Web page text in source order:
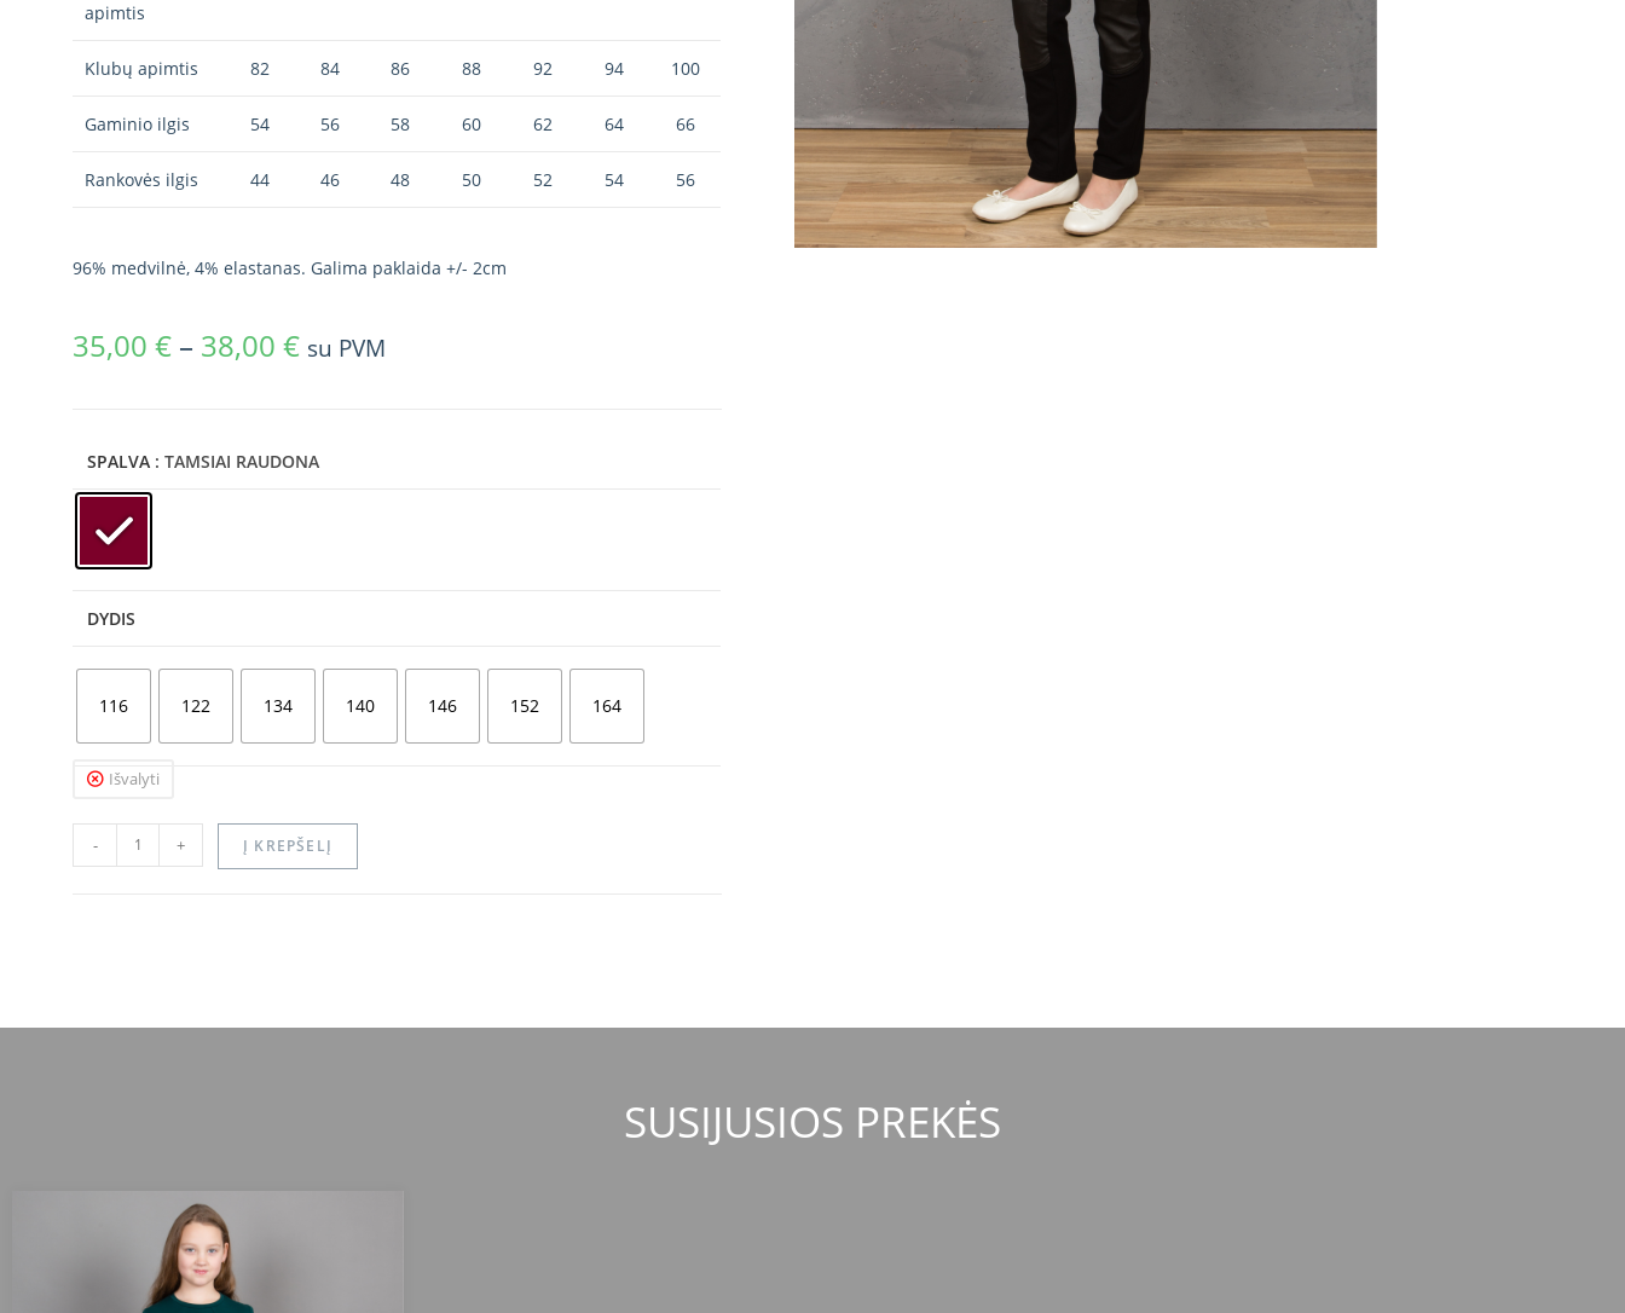
apimtis
Klubų apimtis 82 84 86 88 92 94 100
Gaminio ilgis 54 56 58 60 62 64 66
Rankovės ilgis 44 46 48 50 52 54 56
96% medvilnė, 4% elastanas. Galima paklaida +/- 2cm
35,00 € – 38,00 € su PVM
SPALVA : TAMSIAI RAUDONA
DYDIS
116 122 134 140 146 152 164
Išvalyti
- + Į KREPŠELĮ
SUSIJUSIOS PREKĖS